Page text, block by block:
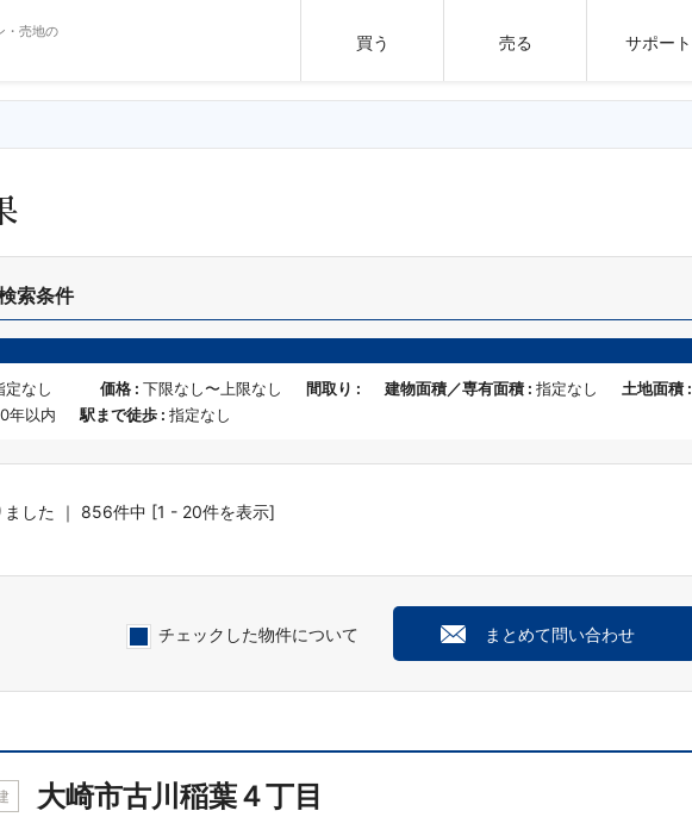
・売地の
買う 売る サポート
索条件
定なし 価格 : 下限なし〜上限なし 間取り : 建物面積／専有面積 : 指定なし 土地面積 :
年以内
駅まで徒歩 : 指定なし
した ｜ 856件中 [1 - 20件を表示]
チェックした物件について まとめて問い合わせ
大崎市古川稲葉４丁目